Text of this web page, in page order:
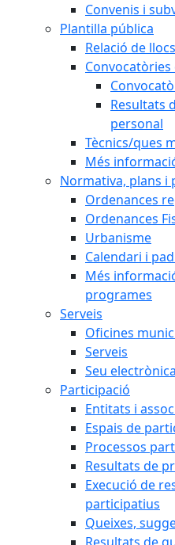
Convenis i
Plantilla pública
Relació de
Resultats
personal
Tècnics/ques
Més
Normativa, plans i
Ordenances
Ordenances
Urbanisme
Calendari i
Més
programes
Serveis
Oficines
Serveis
Seu electrònica
Participació
Entitats i
Espais de
Processos
Resultats de
Execució de
participatius
Queixes,